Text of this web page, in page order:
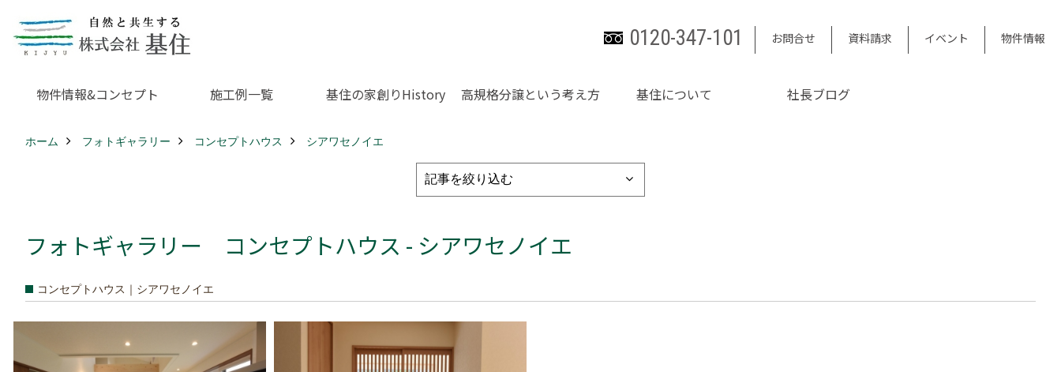
0120-347-101 お問合せ 資料請求 イベント 物件情報
物件情報&コンセプト 施工例一覧 基住の家創りHistory 高規格分譲という考え方 基住について 社長ブログ
ホーム フォトギャラリー コンセプトハウス シアワセノイエ
フォトギャラリー コンセプトハウス - シアワセノイエ
コンセプトハウス｜シアワセノイエ